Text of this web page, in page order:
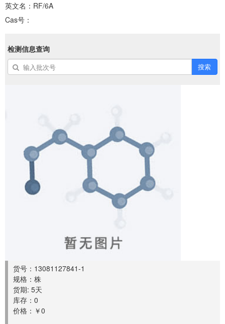
英文名：RF/6A
Cas号：
检测信息查询
搜索
货号：13081127841-1
规格：株
货期: 5天
库存：0
价格：￥0